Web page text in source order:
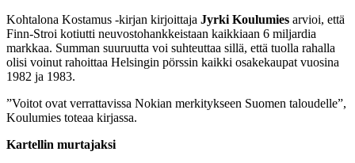
Kohtalona Kostamus -kirjan kirjoittaja Jyrki Koulumies arvioi, että
Finn-Stroi kotiutti neuvostohankkeistaan kaikkiaan 6 miljardia
markkaa. Summan suuruutta voi suhteuttaa sillä, että tuolla rahalla
olisi voinut rahoittaa Helsingin pörssin kaikki osakekaupat vuosina
1982 ja 1983.
”Voitot ovat verrattavissa Nokian merkitykseen Suomen taloudelle”,
Koulumies toteaa kirjassa.
Kartellin murtajaksi